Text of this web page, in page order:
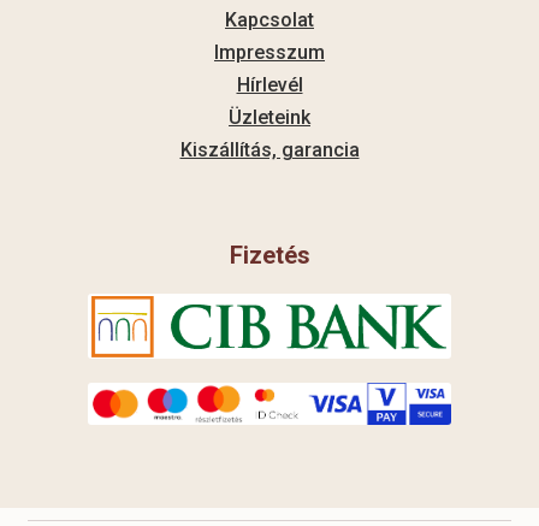
Kapcsolat
Impresszum
Hírlevél
Üzleteink
Kiszállítás, garancia
Fizetés